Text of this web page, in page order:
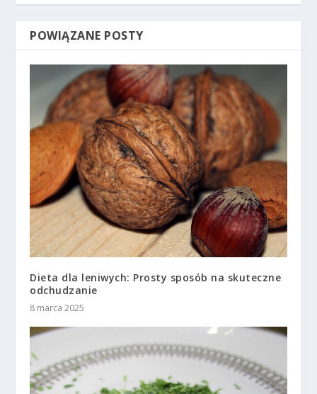
POWIĄZANE POSTY
Dieta dla leniwych: Prosty sposób na skuteczne
odchudzanie
8 marca 2025